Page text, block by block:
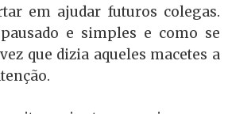
em ajudar futuros colegas.
e simples e como se
que dizia aqueles macetes a